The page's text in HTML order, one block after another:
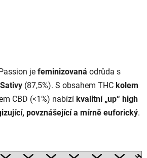
je feminizovaná odrůda s
Sativy (87,5%). S obsahem THC kolem
CBD (<1%) nabízí kvalitní „up“ high
povznášející a mírně euforický.